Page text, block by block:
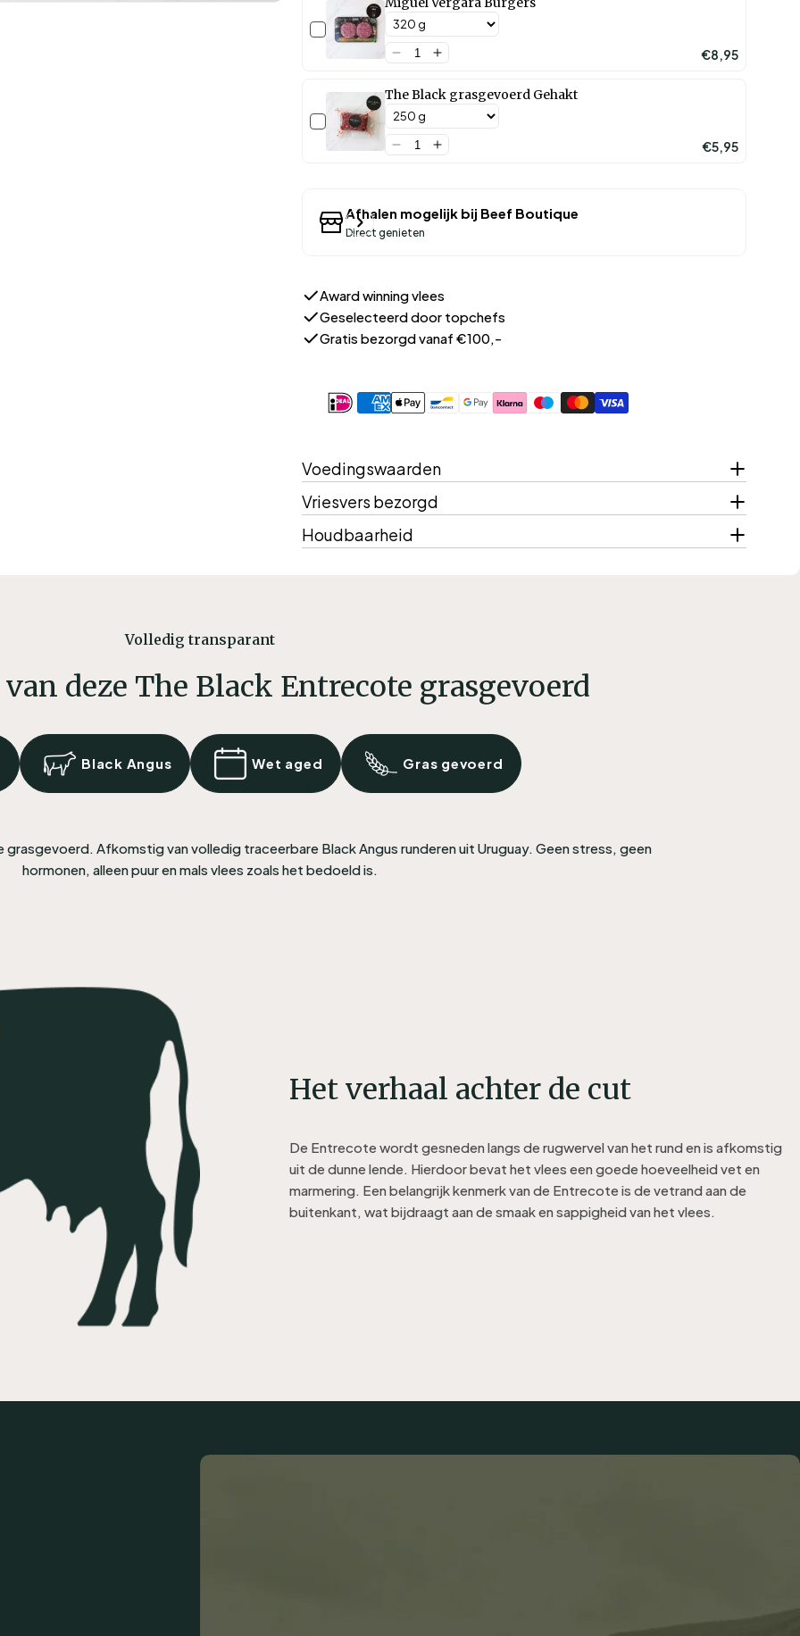
€8,95
The Black grasgevoerd Gehakt
€5,95
Afhalen mogelijk bij Beef Boutique
Direct genieten
Award winning vlees
Geselecteerd door topchefs
Gratis bezorgd vanaf €100,-
Betaalmethoden
Voedingswaarden
Vriesvers bezorgd
Houdbaarheid
Volledig transparant
deze The Black Entrecote grasgevoerd
Black Angus Wet aged Gras gevoerd
grasgevoerd. Afkomstig van volledig traceerbare Black Angus runderen uit Uruguay. Geen stress, geen
hormonen, alleen puur en mals vlees zoals het bedoeld is.
Het verhaal achter de cut
De Entrecote wordt gesneden langs de rugwervel van het rund en is afkomstig
uit de dunne lende. Hierdoor bevat het vlees een goede hoeveelheid vet en
marmering. Een belangrijk kenmerk van de Entrecote is de vetrand aan de
buitenkant, wat bijdraagt aan de smaak en sappigheid van het vlees.